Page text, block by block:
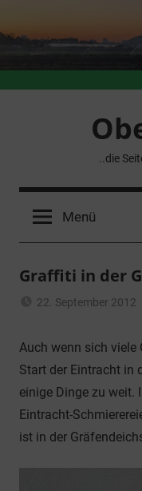
Inhalt
springen
..die
Menü
Graffiti in der
22. September 2012
Auch wenn sich viele
Start der Eintracht in
einige Dinge zu weit.
Eintracht-
ist in der